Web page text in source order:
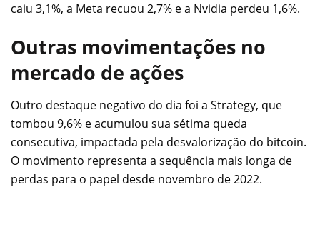
caiu 3,1%, a Meta recuou 2,7% e a Nvidia perdeu 1,6%.
Outras movimentações no
mercado de ações
Outro destaque negativo do dia foi a Strategy, que
tombou 9,6% e acumulou sua sétima queda
consecutiva, impactada pela desvalorização do bitcoin.
O movimento representa a sequência mais longa de
perdas para o papel desde novembro de 2022.